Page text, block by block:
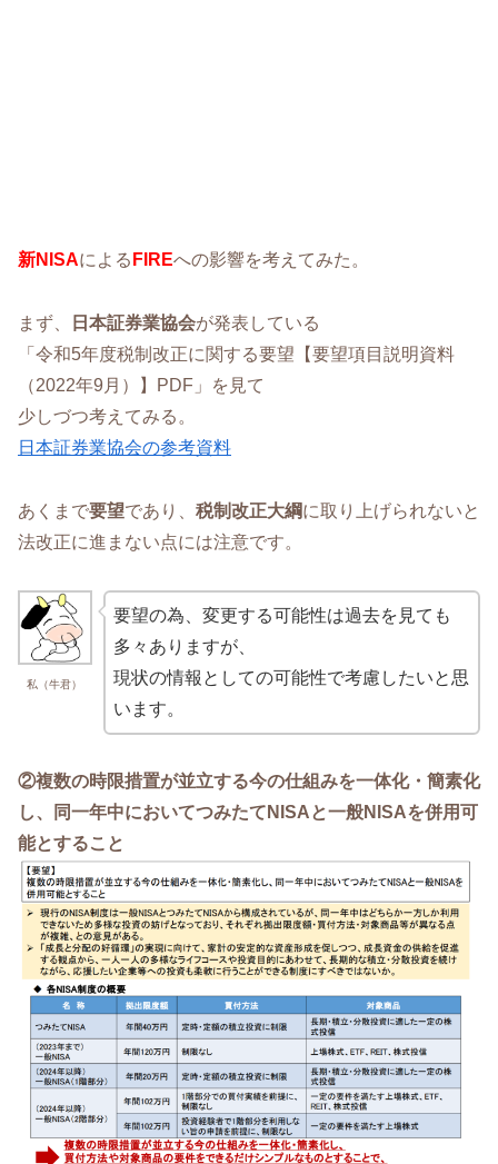
新NISAによる FIREへの影響を考えてみた。
まず、 日本証券業協会が発表している
「令和5年度税制改正に関する要望【要望項目説明資料
（2022年9月）】PDF」を見て
少しづつ考えてみる。
日本証券業協会の参考資料
あくまで要望であり、 税制改正大綱に取り上げられないと
法改正に進まない点には注意です。
私（牛君）
要望の為、変更する可能性は過去を見ても
多々ありますが、
現状の情報としての可能性で考慮したいと思
います。
②複数の時限措置が並立する今の仕組みを一体化・簡素化
し、同一年中においてつみたてNISAと一般NISAを併用可
能とすること